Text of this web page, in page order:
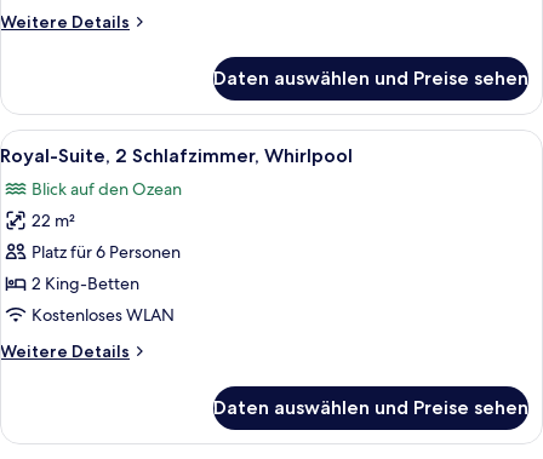
anzeigen
Weitere Details
Weitere
Suite,
2 Schlafzimmer,
eigener
Pool
Daten auswählen und Preise sehen
Alle
Fotos
für
Royal-
Suite,
2 Schlafzimmer,
Whirlpool
Ein Hotelzimmer mit einem großen
24
Royal-Suite, 2 Schlafzimmer, Whirlpool
Blick auf den Ozean
22 m²
Platz für 6 Personen
2 King-Betten
Kostenloses WLAN
Weitere Details
Weitere
Suite,
Daten auswählen und Preise sehen